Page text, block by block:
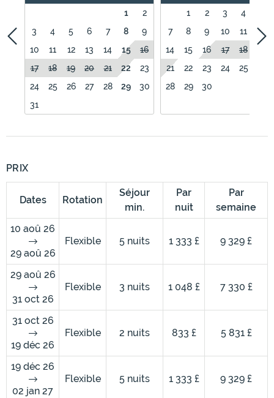
1
2
3
4 5 6 7 8
9
10
11 12 13 14 15
16
17
18 19 20 21 22
23
24
25 26 27 28 29
30
31
1 2 3 4
7
8 9 10 11
12
14
15 16 17 18
21
22 23 24 25
28
29 30
PRIX
Dates Rotation
Séjour
min.
Par
nuit
Par
semaine
10 aoû 26
29 aoû 26
Flexible 5 nuits 1 333 £ 9 329 £
29 aoû 26
31 oct 26
Flexible 3 nuits 1 048 £ 7 330 £
31 oct 26
19 déc 26
Flexible 2 nuits 833 £ 5 831 £
19 déc 26
02 jan 27
Flexible 5 nuits 1 333 £ 9 329 £